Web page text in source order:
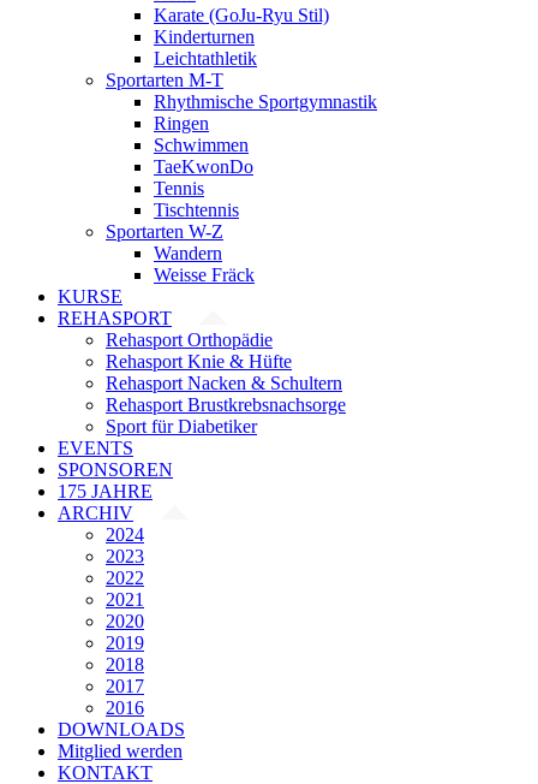
Karate (GoJu-Ryu Stil)
Kinderturnen
Leichtathletik
Sportarten M-T
Rhythmische Sportgymnastik
Ringen
Schwimmen
TaeKwonDo
Tennis
Tischtennis
Sportarten W-Z
Wandern
Weisse Fräck
KURSE
REHASPORT
Rehasport Orthopädie
Rehasport Knie & Hüfte
Rehasport Nacken & Schultern
Rehasport Brustkrebsnachsorge
Sport für Diabetiker
EVENTS
SPONSOREN
175 JAHRE
ARCHIV
2024
2023
2022
2021
2020
2019
2018
2017
2016
DOWNLOADS
Mitglied werden
KONTAKT